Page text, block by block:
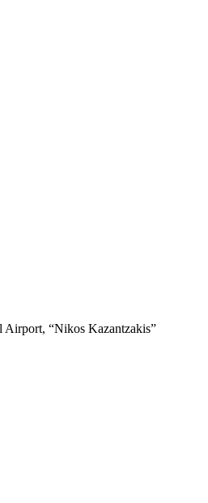
Airport, “Nikos Kazantzakis”